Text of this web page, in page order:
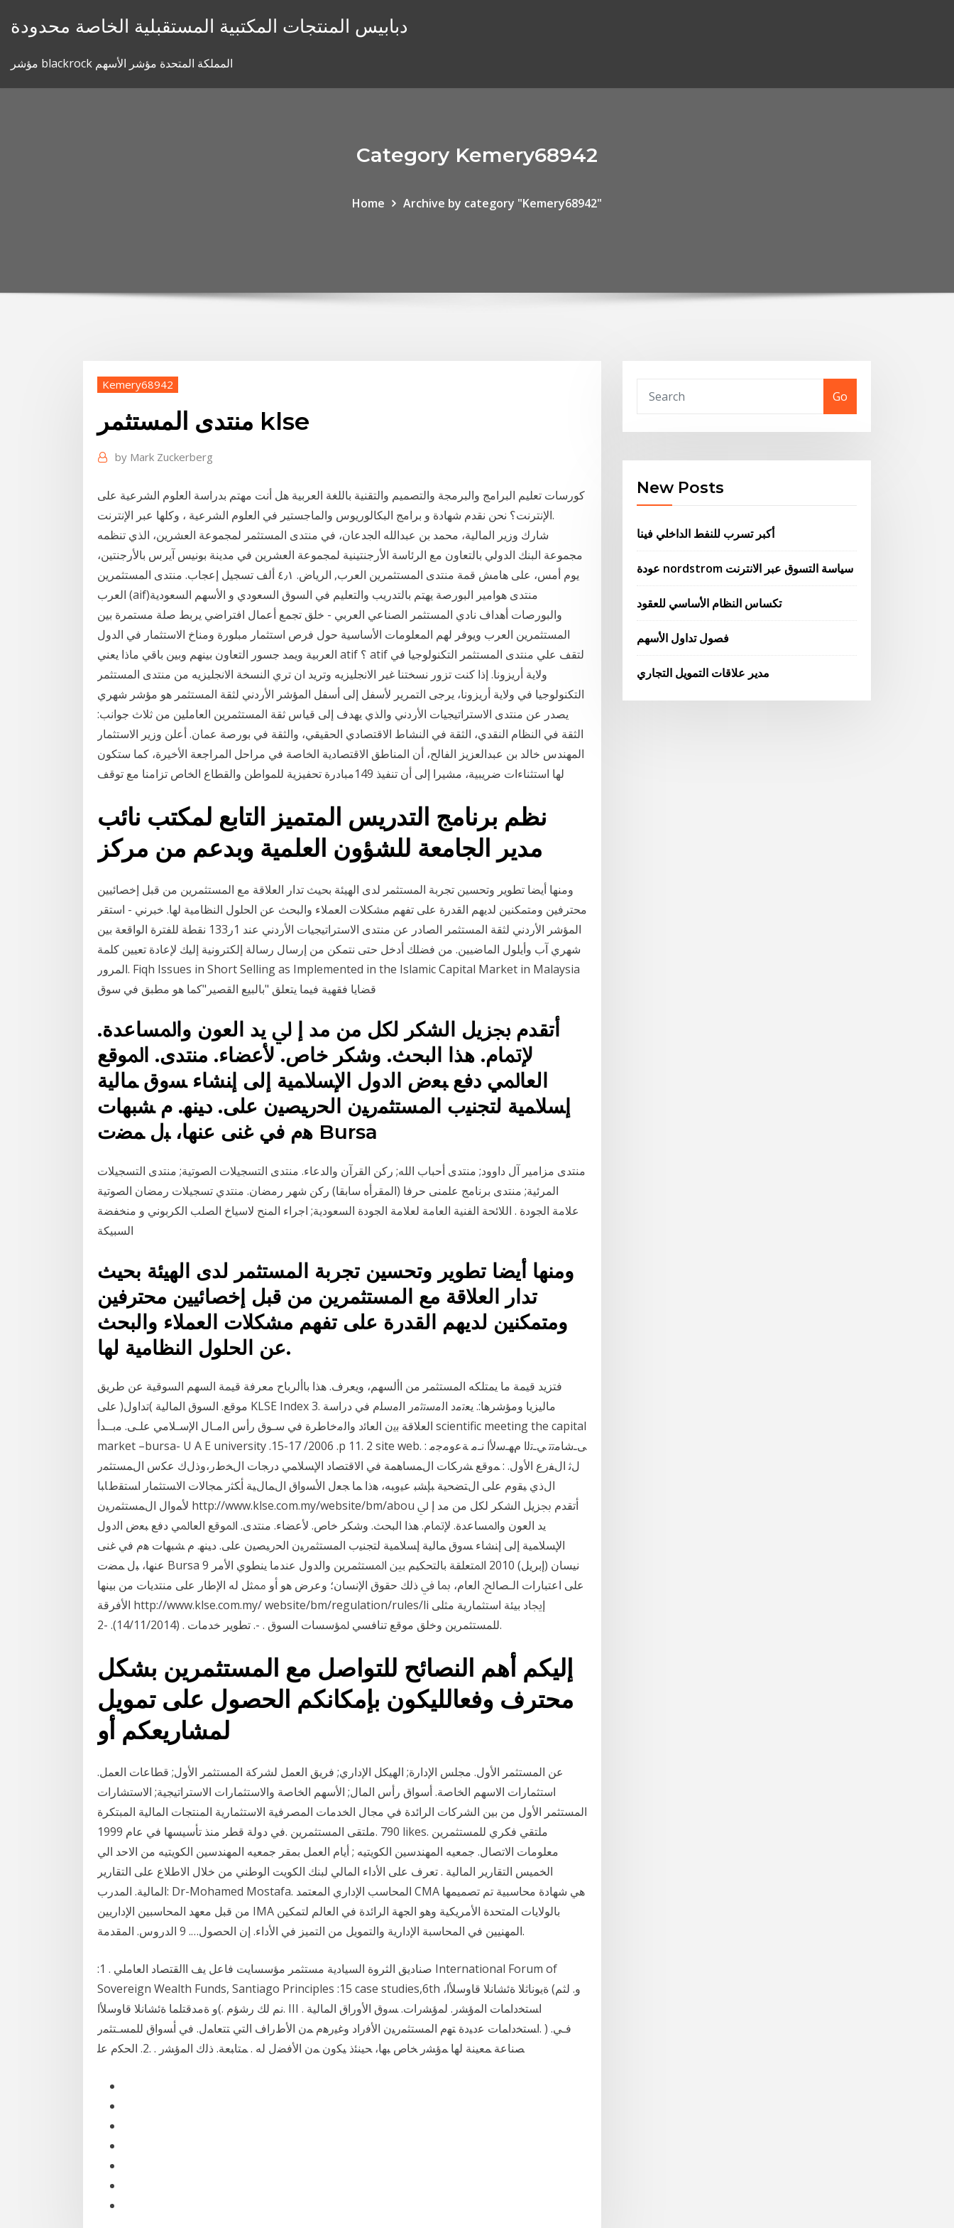
دبابيس المنتجات المكتبية المستقبلية الخاصة محدودة
مؤشر blackrock المملكة المتحدة مؤشر الأسهم
Category Kemery68942
Home Archive by category "Kemery68942"
Kemery68942
منتدى المستثمر klse
by Mark Zuckerberg
كورسات تعليم البرامج والبرمجة والتصميم والتقنية باللغة العربية هل أنت مهتم بدراسة العلوم الشرعية على
الإنترنت؟ نحن نقدم شهادة و برامج البكالوريوس والماجستير في العلوم الشرعية ، وكلها عبر الإنترنت.
شارك وزير المالية، محمد بن عبدالله الجدعان، في منتدى المستثمر لمجموعة العشرين، الذي تنظمه
مجموعة البنك الدولي بالتعاون مع الرئاسة الأرجنتينية لمجموعة العشرين في مدينة بونيس آيرس بالأرجنتين،
يوم أمس، على هامش قمة ‏منتدى المستثمرين العرب‏, ‏الرياض‏. ‏‏٤٫١ ألف‏ تسجيل إعجاب‏. ‏منتدى المستثمرين
العرب (aif)‏ منتدى هوامير البورصة يهتم بالتدريب والتعليم في السوق السعودي و الأسهم السعودية
والبورصات أهداف نادي المستثمر الصناعي العربي - خلق تجمع أعمال افتراضي يربط صلة مستمرة بين
المستثمرين العرب ويوفر لهم المعلومات الأساسية حول فرص استثمار مبلورة ومناخ الاستثمار في الدول
العربية ويمد جسور التعاون بينهم وبين باقي ماذا يعني atif ؟ atif لتقف علي منتدى المستثمر التكنولوجيا في
ولاية أريزونا. إذا كنت تزور نسختنا غير الانجليزيه وتريد ان تري النسخة الانجليزيه من منتدى المستثمر
التكنولوجيا في ولاية أريزونا، يرجى التمرير لأسفل إلى أسفل المؤشر الأردني لثقة المستثمر هو مؤشر شهري
يصدر عن منتدى الاستراتيجيات الأردني والذي يهدف إلى قياس ثقة المستثمرين العاملين من ثلاث جوانب:
الثقة في النظام النقدي، الثقة في النشاط الاقتصادي الحقيقي، والثقة في بورصة عمان. أعلن وزير الاستثمار
المهندس خالد بن عبدالعزيز الفالح، أن المناطق الاقتصادية الخاصة في مراحل المراجعة الأخيرة، كما ستكون
لها استثناءات ضريبية، مشيرا إلى أن تنفيذ 149مبادرة تحفيزية للمواطن والقطاع الخاص تزامنا مع توقف
نظم برنامج التدريس المتميز التابع لمكتب نائب
مدير الجامعة للشؤون العلمية وبدعم من مركز
ومنها أيضا تطوير وتحسين تجربة المستثمر لدى الهيئة بحيث تدار العلاقة مع المستثمرين من قبل إخصائيين
محترفين ومتمكنين لديهم القدرة على تفهم مشكلات العملاء والبحث عن الحلول النظامية لها. خبرني - استقر
المؤشر الأردني لثقة المستثمر الصادر عن منتدى الاستراتيجيات الأردني عند 1ر133 نقطة للفترة الواقعة بين
شهري آب وأيلول الماضيين. من فضلك أدخل حتى نتمكن من إرسال رسالة إلكترونية إليك لإعادة تعيين كلمة
المرور. Fiqh Issues in Short Selling as Implemented in the Islamic Capital Market in Malaysia
قضايا فقهية فيما يتعلق "بالبيع القصير"كما هو مطبق في سوق
ﺃﺗﻘﺪﻡ ﲜﺰﻳﻞ ﺍﻟﺸﻜﺮ ﻟﻜﻞ ﻣﻦ ﻣﺪ ﺇ ﱄ ﻳﺪ ﺍﻟﻌﻮﻥ ﻭﺍﳌﺴﺎﻋﺪﺓ.
ﻹﲤﺎﻡ. ﻫﺬﺍ ﺍﻟﺒﺤﺚ. ﻭﺷﻜﺮ ﺧﺎﺹ. ﻷﻋﻀﺎﺀ. ﻣﻨﺘﺪﻯ. ﺍﳌﻮﻗﻊ
ﺍﻟﻌﺎﳌﻲ ﺩﻓﻊ ﺒﻌﺽ ﺍﻟﺩﻭل ﺍﻹﺴﻼﻤﻴﺔ ﺇﻟﻰ ﺇﻨﺸﺎﺀ ﺴﻭﻕ ﻤﺎﻟﻴﺔ
ﺇﺴﻼﻤﻴﺔ ﻟﺘﺠﻨﻴﺏ ﺍﻟﻤﺴﺘﺜﻤﺭﻴﻥ ﺍﻟﺤﺭﻴﺼﻴﻥ ﻋﻠﻰ. ﺩﻴﻨﻬ. ﻡ ﺸﺒﻬﺎﺕ
ﻫﻡ ﻓﻲ ﻏﻨﻰ ﻋﻨﻬﺎ، ﺒل ﻤﻀﺕ Bursa
منتدى مزامير آل داوود; منتدى أحباب الله; ركن القرآن والدعاء. منتدى التسجيلات الصوتية; منتدى التسجيلات
المرئية; منتدى برنامج علمنى حرفا (المقرأه سابقا) ركن شهر رمضان. منتدي تسجيلات رمضان الصوتية
علامة الجودة . اللائحة الفنية العامة لعلامة الجودة السعودية; اجراء المنح لاسياخ الصلب الكربوني و منخفضة
السبيكة
ومنها أيضا تطوير وتحسين تجربة المستثمر لدى الهيئة بحيث
تدار العلاقة مع المستثمرين من قبل إخصائيين محترفين
ومتمكنين لديهم القدرة على تفهم مشكلات العملاء والبحث
عن الحلول النظامية لها.
فتزيد قيمة ما يمتلكه المستثمر من األسهم، ويعرف. هذا باألرباح معرفة قيمة السهم السوقية عن طريق
موقع. السوق المالية )تداول( على KLSE Index 3. ماليزيا ومؤشرها:. ﯾﻌﺗﻣد اﻟﻣﺳﺗﺛﻣر اﻟﻣﺳﻠم ﻓﻲ دراﺳﺔ
اﻟﻌﻼﻗﺔ ﺑﯾن اﻟﻌﺎﺋد واﻟﻣﺧﺎطرة ﻓﻲ ﺳـوق رأس اﻟﻣـﺎل اﻹﺳـﻼﻣﻲ ﻋﻠـﻰ. ﻣﺑــدأ scientific meeting the capital
market –bursa- U A E university .15-17 /2006 .p 11. 2 site web. : ﻰـﺷﺎﻣﺗﺗ ﻲـﺗﻟا مﻬـﺳﻷا نـﻣ ﺔﻋوﻣﺟﻣ
لﺛ ﺍﻝﻔﺭﻉ ﺍﻷﻭل. : ﻤﻭﻗﻊ ﺸﺭﻜﺎﺕ ﺍﻝﻤﺴﺎﻫﻤﺔ ﻓﻲ ﺍﻻﻗﺘﺼﺎﺩ ﺍﻹﺴﻼﻤﻲ ﺩﺭﺠﺎﺕ ﺍﻝﺨﻁﺭ،ﻭﺫﻝﻙ ﻋﻜﺱ ﺍﻝﻤﺴﺘﺜﻤﺭ
ﺍﻝﺫﻱ ﻴﻘﻭﻡ ﻋﻠﻰ ﺍﻝﺘﻀﺤﻴﺔ ﺒﺈﺸﺒ ﻋﻴﻭﺒﻪ، ﻫﺫﺍ ﻤﺎ ﺠﻌل ﺍﻷﺴﻭﺍﻕ ﺍﻝﻤﺎﻝﻴﺔ ﺃﻜﺜﺭ ﻤﺠﺎﻻﺕ ﺍﻻﺴﺘﺜﻤﺎﺭ ﺍﺴﺘﻘﻁﺎﺒﺎ
ﻷﻤﻭﺍل ﺍﻝﻤﺴﺘﺜﻤﺭﻴﻥ http://www.klse.com.my/website/bm/abou ﺃﺗﻘﺪﻡ ﲜﺰﻳﻞ ﺍﻟﺸﻜﺮ ﻟﻜﻞ ﻣﻦ ﻣﺪ ﺇ ﱄ
ﻳﺪ ﺍﻟﻌﻮﻥ ﻭﺍﳌﺴﺎﻋﺪﺓ. ﻹﲤﺎﻡ. ﻫﺬﺍ ﺍﻟﺒﺤﺚ. ﻭﺷﻜﺮ ﺧﺎﺹ. ﻷﻋﻀﺎﺀ. ﻣﻨﺘﺪﻯ. ﺍﳌﻮﻗﻊ ﺍﻟﻌﺎﳌﻲ ﺩﻓﻊ ﺒﻌﺽ ﺍﻟﺩﻭل
ﺍﻹﺴﻼﻤﻴﺔ ﺇﻟﻰ ﺇﻨﺸﺎﺀ ﺴﻭﻕ ﻤﺎﻟﻴﺔ ﺇﺴﻼﻤﻴﺔ ﻟﺘﺠﻨﻴﺏ ﺍﻟﻤﺴﺘﺜﻤﺭﻴﻥ ﺍﻟﺤﺭﻴﺼﻴﻥ ﻋﻠﻰ. ﺩﻴﻨﻬ. ﻡ ﺸﺒﻬﺎﺕ ﻫﻡ ﻓﻲ ﻏﻨﻰ
ﻋﻨﻬﺎ، ﺒل ﻤﻀﺕ Bursa 9 نيسان (إبريل) 2010 ﺍﳌﺘﻌﻠﻘﺔ ﺑﺎﻟﺘﺤﻜﻴﻢ ﺑﲔ ﺍﳌﺴﺘﺜﻤﺮﻳﻦ ﻭﺍﻟﺪﻭﻝ ﻋﻨﺪﻣﺎ ﻳﻨﻄﻮﻱ ﺍﻷﻣﺮ
ﻋﻠﻰ ﺍﻋﺘﺒﺎﺭﺍﺕ ﺍﻟـﺼﺎﱀ. ﺍﻟﻌﺎﻡ، ﲟﺎ ﰲ ﺫﻟﻚ ﺣﻘﻮﻕ ﺍﻹﻧﺴﺎﻥ؛ ﻭﻋﺮﺽ ﻫﻮ ﺃﻭ ﳑﺜﻞ ﻟﻪ ﺍﻹﻃﺎﺭ ﻋﻠﻰ ﻣﻨﺘﺪﻳﺎﺕ ﻣﻦ ﺑﻴﻨﻬﺎ
ﺍﻷﻓﺮﻗﺔ http://www.klse.com.my/ website/bm/regulation/rules/li ﺇﳚﺎﺩ ﺑﻴﺌﺔ ﺍﺳﺘﺜﻤﺎﺭﻳﺔ ﻣﺜﻠﻰ
ﻟﻠﻤﺴﺘﺜﻤﺮﻳﻦ ﻭﺧﻠﻖ ﻣﻮﻗﻊ ﺗﻨﺎﻓﺴﻲ ﳌﺆﺳﺴﺎﺕ ﺍﻟﺴﻮﻕ . -. ﺗﻄﻮﻳﺮ ﺧﺪﻣﺎﺕ. (14/11/2014). -2.
إليكم أهم النصائح للتواصل مع المستثمرين بشكل
محترف وفعالليكون بإمكانكم الحصول على تمويل
لمشاريعكم أو
عن المستثمر الأول. مجلس الإدارة; الهيكل الإداري; فريق العمل لشركة المستثمر الأول; قطاعات العمل.
استثمارات الاسهم الخاصة. أسواق رأس المال; الأسهم الخاصة والاستثمارات الاستراتيجية; الاستشارات
المستثمر الأول من بين الشركات الرائدة في مجال الخدمات المصرفية الاستثمارية المنتجات المالية المبتكرة
في دولة قطر منذ تأسيسها في عام 1999. ‎ملتقى المستثمرين‎. 790 likes. ‎ملتقي فكري للمستثمرين‎
معلومات الاتصال. جمعيه المهندسين الكويتيه ; أيام العمل بمقر جمعيه المهندسين الكويتيه من الاحد الي
الخميس التقارير المالية . تعرف على الأداء المالي لبنك الكويت الوطني من خلال الاطلاع على التقارير
المالية. المدرب: Dr-Mohamed Mostafa. المحاسب الإداري المعتمد CMA هي شهادة محاسبية تم تصميمها
من قبل معهد المحاسبين الإداريين IMA بالولايات المتحدة الأمريكية وهو الجهة الرائدة في العالم لتمكين
المهنيين في المحاسبة الإدارية والتمويل من التميز في الأداء. إن الحصول…. 9 الدروس. المقدمة.
:صناديق الثروة السيادية مستثمر مؤسسايت فاعل يف االقتصاد العاملي . 1 International Forum of
Sovereign Wealth Funds, Santiago Principles :15 case studies,6th ،و. لثم) ةيوناثلا ةئشانلا قاوسلأا
و ةمدقتلما ةئشانلا قاوسلأا(. نم لك رشؤم. III . ﺍﺴﺘﺨﺩﺍﻤﺎﺕ ﺍﻟﻤﺅﺸﺭ. ﻟﻤﺅﺸﺭﺍﺕ. ﺴﻭﻕ ﺍﻷﻭﺭﺍﻕ ﺍﻟﻤﺎﻟﻴﺔ
ﺍﺴﺘﺨﺩﺍﻤﺎﺕ ﻋﺩﻴﺩﺓ ﺘﻬﻡ ﺍﻟﻤﺴﺘﺜﻤﺭﻴﻥ ﺍﻷﻓﺭﺍﺩ ﻭﻏﻴﺭﻫﻡ ﻤﻥ ﺍﻷﻁﺭﺍﻑ ﺍﻟﺘﻲ ﺘﺘﻌﺎﻤل. ﻓﻲ ﺃﺴﻭﺍﻕ ﻟﻠﻤﺴـﺘﺜﻤﺭ. ) ﻓـﻲ.
ﺼﻨﺎﻋﺔ ﻤﻌﻴﻨﺔ ﻟﻬﺎ ﻤﺅﺸﺭ ﺨﺎﺹ ﺒﻬﺎ، ﺤﻴﻨﺌﺫ ﻴﻜﻭﻥ ﻤﻥ ﺍﻷﻓﻀل ﻟﻪ . ﻤﺘﺎﺒﻌﺔ. ﺫﻟﻙ ﺍﻟﻤﺅﺸﺭ . .2. ﺍﻟﺤﻜﻡ ﻋﻠ
Go
New Posts
أكبر تسرب للنفط الداخلي فينا
عودة nordstrom سياسة التسوق عبر الانترنت
تكساس النظام الأساسي للعقود
فصول تداول الأسهم
مدير علاقات التمويل التجاري